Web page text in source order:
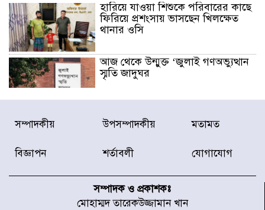
হারিয়ে যাওয়া শিশুকে পরিবারের কাছে
ফিরিয়ে প্রশংসায় ভাসছেন খিলক্ষেত
থানার ওসি
আজ থেকে উন্মুক্ত ‘জুলাই গণঅভ্যুত্থান
স্মৃতি জাদুঘর
রাজধানীর উত্তরা আঞ্চলিক পাসপোর্ট
অফিসের সামনে দালাল চক্রের ১৩ জন
করেছে র‌্যাব-১
চূড়ান্ত পর্যায়ে : ইরান
সম্পাদকীয় উপসম্পাদকীয় মতামত
বিজ্ঞাপন শর্তাবলী যোগাযোগ
সম্পাদক ও প্রকাশকঃ
মোহাম্মদ তারেকউজ্জামান খান